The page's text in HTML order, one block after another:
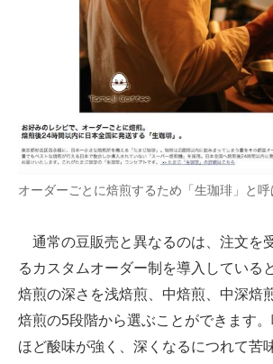
エレクトロニクス専門サイト
電子設計の基本と応用
エネルギーの専門メディア
建設×テクノロジーの最前線
ちょっと気になるネットの話題
オーダーごとに焙煎するため「生珈琲」と呼
通常の豆販売と異なるのは、注文を
るカスタムオーダー制を導入している
焙煎の深さを浅焙煎、中焙煎、中深焙
焙煎の5段階から選ぶことができます
ほど酸味が強く、深くなるにつれて苦